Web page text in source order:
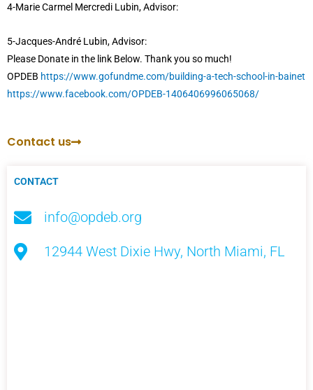
4-Marie Carmel Mercredi Lubin, Advisor:
5-Jacques-André Lubin, Advisor:
Please Donate in the link Below. Thank you so much!
OPDEB https://www.gofundme.com/building-a-tech-school-in-bainet
https://www.facebook.com/OPDEB-1406406996065068/
Contact us
CONTACT
info@opdeb.org
12944 West Dixie Hwy, North Miami, FL